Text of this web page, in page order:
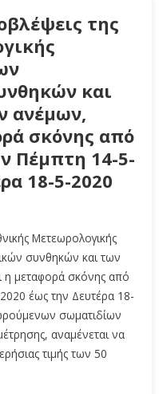
της
και
ανέμων,
σκόνης από
Πέμπτη 14-5-
18-5-2020
Μετεωρολογικής
συνθηκών και των
η μεταφορά σκόνης από
έως την Δευτέρα 18-
σωματιδίων
αναμένεται να
τιμής των 50